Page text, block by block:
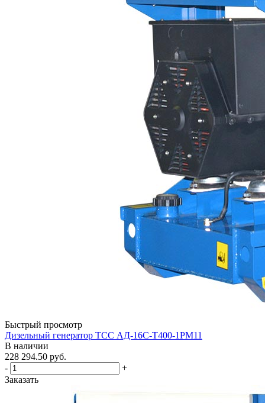
Быстрый просмотр
Дизельный генератор ТСС АД-16С-Т400-1РМ11
В наличии
228 294.50 руб.
-
+
Заказать